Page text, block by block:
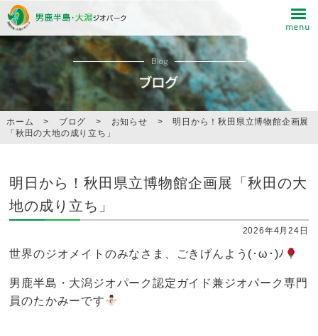
Blog
ホーム > ブログ > お知らせ >
明日から！秋田県立博物館企画展
「秋田の大地の成り立ち」
明日から！秋田県立博物館企画展「秋田の大
地の成り立ち」
2026年4月24日
世界のジオメイトのみなさま、ごきげんよう(･ω･)ﾉ
男鹿半島・大潟ジオパーク認定ガイド兼ジオパーク専門
員のたかみーです